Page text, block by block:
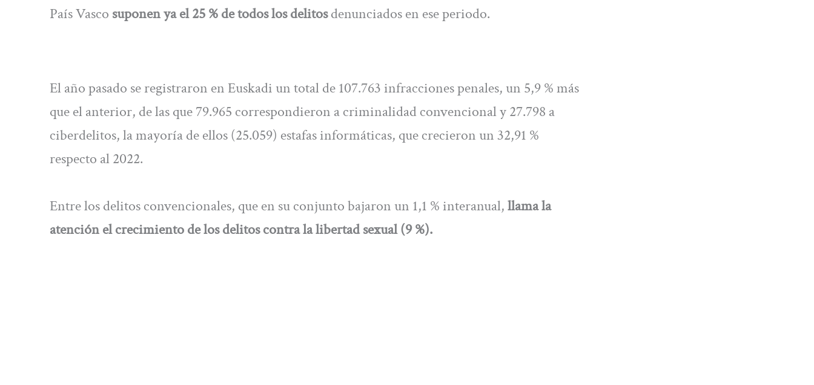
País Vasco suponen ya el 25 % de todos los delitosdenunciados en ese periodo.
El año pasado se registraron en Euskadi un total de 107.763 infracciones penales, un 5,9 % más
que el anterior, de las que 79.965 correspondieron a criminalidad convencional y 27.798 a
ciberdelitos, la mayoría de ellos (25.059) estafas informáticas, que crecieron un 32,91 %
respecto al 2022.
Entre los delitos convencionales, que en su conjunto bajaron un 1,1 % interanual,llama la
atención el crecimiento de los delitos contra la libertad sexual (9 %).